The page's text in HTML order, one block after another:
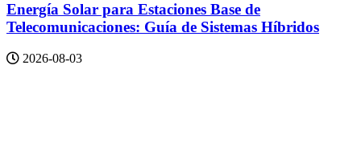
Energía Solar para Estaciones Base de
Telecomunicaciones: Guía de Sistemas Híbridos
2026-08-03